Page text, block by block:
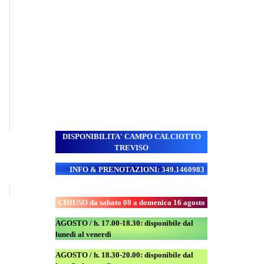
DISPONIBILITA' CAMPO CALCIOTTO
TREVISO
INFO & PRENOTAZIONI: 349.1460983
CHIUSO da sabato 08 a domenica 16 agosto
AGOSTO / h. 17.00-18.30: disponibile dal
lunedì al venerdì
AGOSTO / h. 18.30-20.00: disponibile dal